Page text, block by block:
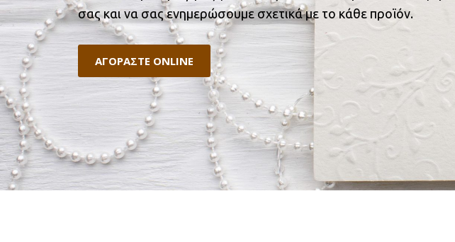
σας και να σας ενημερώσουμε σχετικά με το κάθε προϊόν.
ΑΓΟΡΑΣΤΕ ONLINE